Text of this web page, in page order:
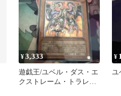
¥3,333
遊戯王/ユベル・ダス・エ
クストレーム・トラレウ
¥
ユ